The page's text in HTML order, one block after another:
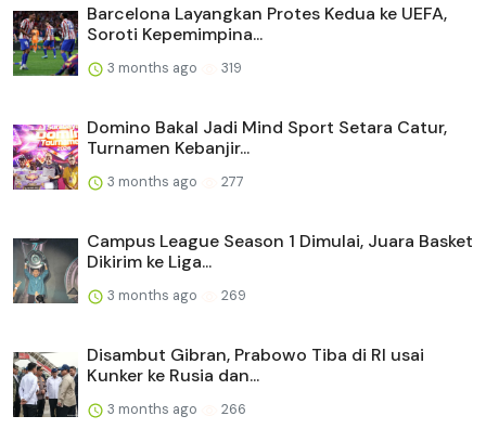
Barcelona Layangkan Protes Kedua ke UEFA,
Soroti Kepemimpina...
3 months ago 319
Domino Bakal Jadi Mind Sport Setara Catur,
Turnamen Kebanjir...
3 months ago 277
Campus League Season 1 Dimulai, Juara Basket
Dikirim ke Liga...
3 months ago 269
Disambut Gibran, Prabowo Tiba di RI usai
Kunker ke Rusia dan...
3 months ago 266